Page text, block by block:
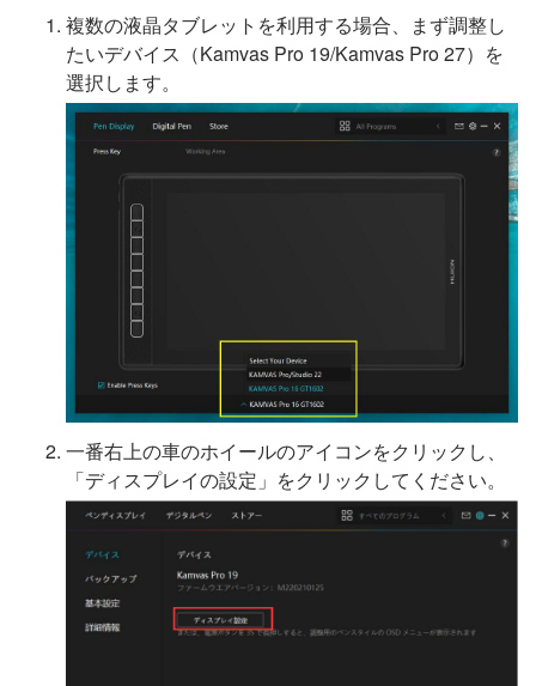
複数の液晶タブレットを利用する場合、まず調整し
たいデバイス（Kamvas Pro 19/Kamvas Pro 27）を
選択します。
一番右上の車のホイールのアイコンをクリックし、
「ディスプレイの設定」をクリックしてください。